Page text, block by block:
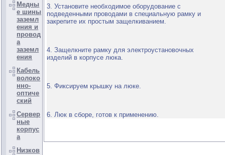
Медны
е шины
заземл
ения и
провод
а
заземл
ения
Кабель
волоко
нно-
оптиче
ский
Сервер
ные
корпус
а
Низков
3. Установите необходимое оборудование с
подведенными проводами в специальную рамку и
закрепите их простым защелкиванием.
4. Защелкните рамку для электроустановочных
изделий в корпусе люка.
5. Фиксируем крышку на люке.
6. Люк в сборе, готов к применению.